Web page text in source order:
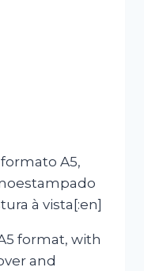
A5,
à vista[:en]
format, with
and